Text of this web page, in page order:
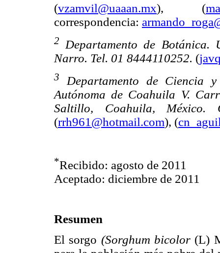
(vzamvil@uaaan.mx), (
correspondencia:
2
Departamento de Botánica.
Narro. Tel. 01 8444110252. (
3
Departamento de Ciencia
Autónoma de Coahuila V.
Saltillo, Coahuila, México.
(rrh961@hotmail.com), (
*Recibido: agosto de 2011
Aceptado: diciembre de 2011
Resumen
El sorgo (Sorghum bicolor (L)